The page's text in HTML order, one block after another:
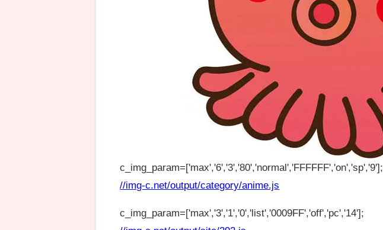
c_img_param=['max','6','3','80','normal','FFFFFF','on','sp','9'];
//img-c.net/output/category/anime.js
c_img_param=['max','3','1','0','list','0009FF','off','pc','14'];